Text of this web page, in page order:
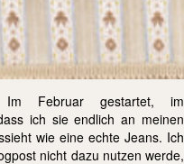
Februar gestartet, im
ich sie endlich an meinen
wie eine echte Jeans. Ich
nicht dazu nutzen werde,